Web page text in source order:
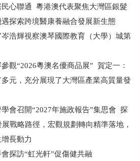
心聯通 粵港澳代表聚焦大灣區銀髮
探索跨境醫康養融合發展新生態
浩輝視察澳琴國際教育（大學）城第
觀“2026粵澳名優商品展” 賀定一：
元，充分展現了大灣區產業高質量發
會召開“2027年施政報告”集思會 探
展戰略路徑，宏觀規劃轉向精準落地，
長動力
探訪“虹光軒”促傷健共融